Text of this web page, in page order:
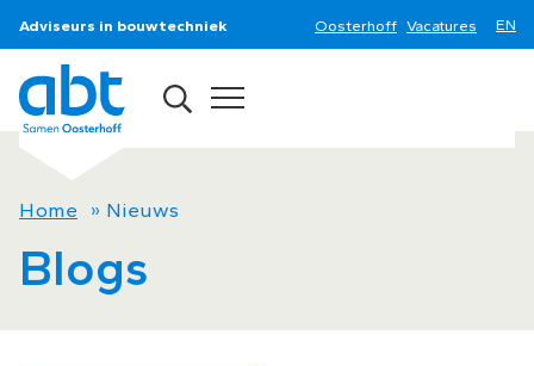
Adviseurs in bouwtechniek Oosterhoff Vacatures
Home » Nieuws
Blogs